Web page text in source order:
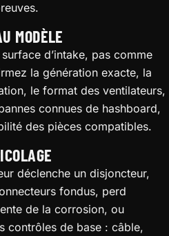
MODÈLE
d’intake, pas comme
la génération exacte, la
le format des ventilateurs,
connues de hashboard,
des pièces compatibles.
déclenche un disjoncteur,
fondus, perd
de la corrosion, ou
contrôles de base : câble,